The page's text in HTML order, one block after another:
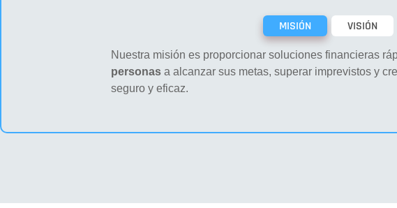
MISIÓN VISIÓN
Nuestra misión es proporcionar soluciones financieras
personas a alcanzar sus metas, superar imprevistos y
seguro y eficaz.